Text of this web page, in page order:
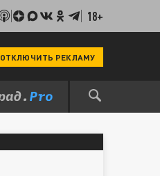
18+
ОТКЛЮЧИТЬ РЕКЛАМУ